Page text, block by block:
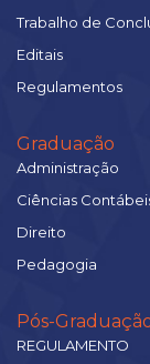
Trabalho de
Editais
Regulamentos
Graduação
Administração
Ciências
Direito
Pedagogia
Pós-
REGULAMENTO